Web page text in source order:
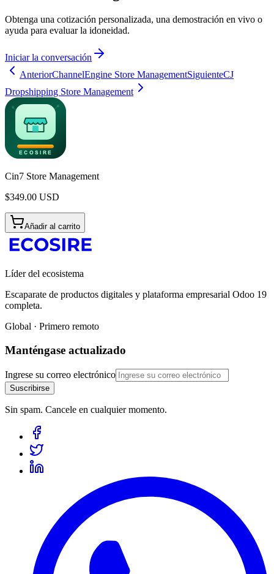
Obtenga una cotización personalizada, una demostración en vivo o
ayuda para evaluar la idoneidad.
Iniciar la conversación
AnteriorChannelEngine Store ManagementSiguienteCJ
Dropshipping Store Management
Cin7 Store Management
$349.00 USD
Añadir al carrito
Líder del ecosistema
Escaparate de productos digitales y plataforma empresarial Odoo 19
completa.
Global · Primero remoto
Manténgase actualizado
Ingrese su correo electrónico
Suscribirse
Sin spam. Cancele en cualquier momento.